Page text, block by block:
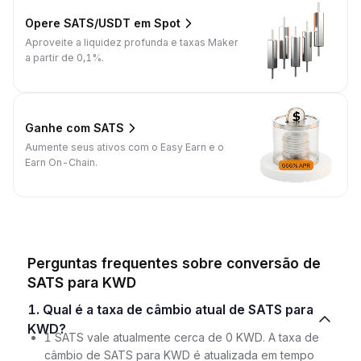
Opere SATS/USDT em Spot
Aproveite a liquidez profunda e taxas Maker
a partir de 0,1%.
Ganhe com SATS
Aumente seus ativos com o Easy Earn e o
Earn On-Chain.
Perguntas frequentes sobre conversão de
SATS para KWD
1. Qual é a taxa de câmbio atual de SATS para
KWD?
1 SATS vale atualmente cerca de 0 KWD. A taxa de
câmbio de SATS para KWD é atualizada em tempo